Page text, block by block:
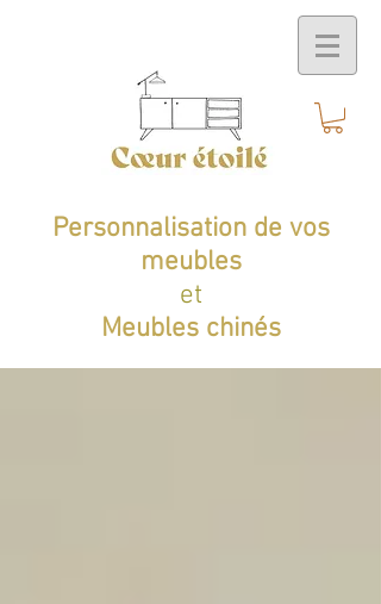
Personnalisation de vos
meubles
et
Meubles chinés